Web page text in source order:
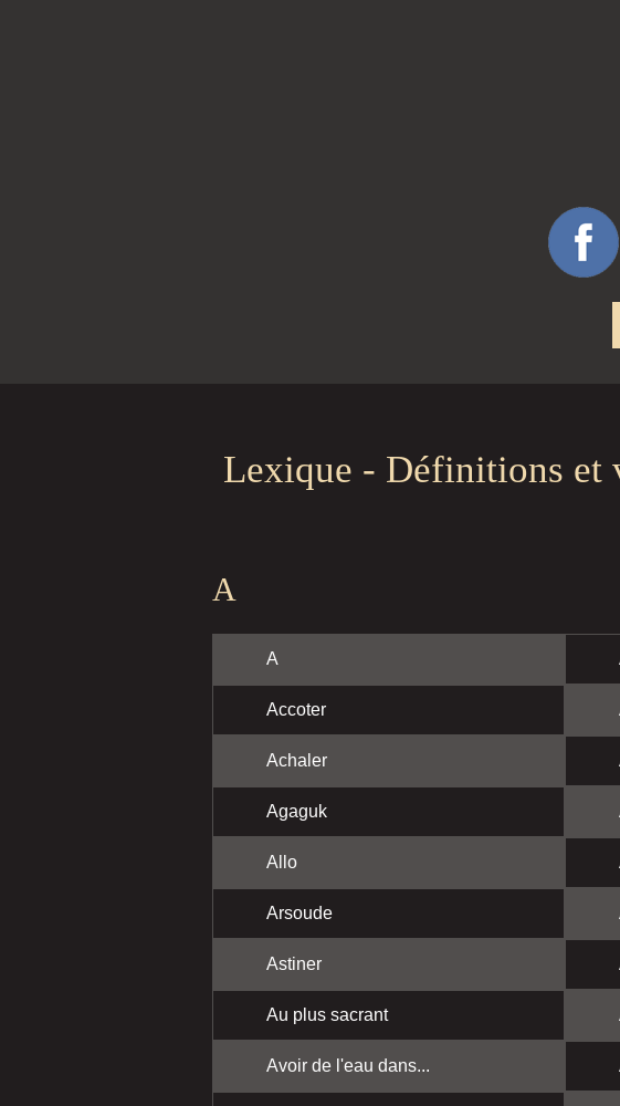
Lexique - Définitions et
A
A
Accoter
Achaler
Agaguk
Allo
Arsoude
Astiner
Au plus sacrant
Avoir de l'eau dans...